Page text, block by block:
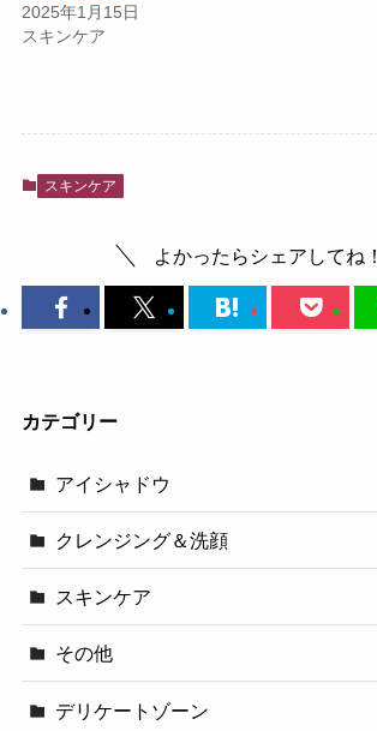
2025年1月15日
スキンケア
スキンケア
よかったらシェアしてね！
カテゴリー
アイシャドウ
クレンジング＆洗顔
スキンケア
その他
デリケートゾーン